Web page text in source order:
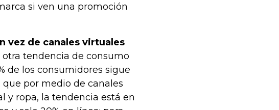
si ven una promoción
vez de canales virtuales
tendencia de consumo
de los consumidores sigue
por medio de canales
y ropa, la tendencia está en